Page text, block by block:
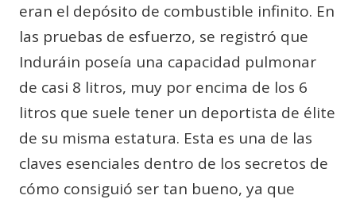
eran el depósito de combustible infinito. En
las pruebas de esfuerzo, se registró que
Induráin poseía una capacidad pulmonar
de casi 8 litros, muy por encima de los 6
litros que suele tener un deportista de élite
de su misma estatura. Esta es una de las
claves esenciales dentro de los secretos de
cómo consiguió ser tan bueno, ya que